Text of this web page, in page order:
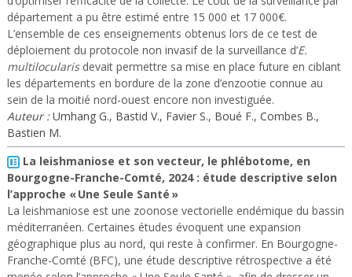
département a pu être estimé entre 15 000 et 17 000€.
L’ensemble de ces enseignements obtenus lors de ce test de
déploiement du protocole non invasif de la surveillance d’E.
multilocularis devait permettre sa mise en place future en ciblant
les départements en bordure de la zone d’enzootie connue au
sein de la moitié nord-ouest encore non investiguée.
Auteur :Umhang G., Bastid V., Favier S., Boué F., Combes B.,
Bastien M.
La leishmaniose et son vecteur, le phlébotome, en
Bourgogne-Franche-Comté, 2024 : étude descriptive selon
l’approche « Une Seule Santé »
La leishmaniose est une zoonose vectorielle endémique du bassin
méditerranéen. Certaines études évoquent une expansion
géographique plus au nord, qui reste à confirmer. En Bourgogne-
Franche-Comté (BFC), une étude descriptive rétrospective a été